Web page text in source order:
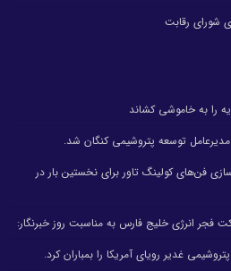
شورای رقابت
را به خاموشی کشاند
توسعه پتروشیمی کنگان شد.
فن‌های کولینگ تاور برای نخستین بار در
فجر انرژی خلیج فارس به مناسبت روز خبرنگار:
غدیر رویای آمریکا را بمباران کرد.